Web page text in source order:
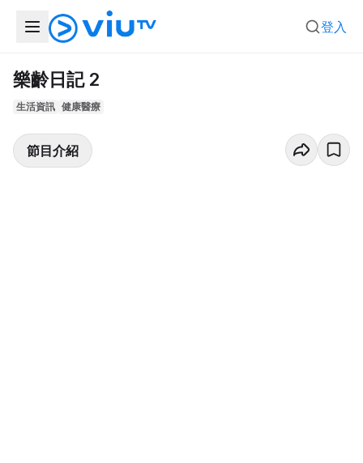
登入
樂齡日記 2
生活資訊 健康醫療
節目介紹